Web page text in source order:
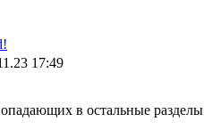
17:49
в остальные разделы